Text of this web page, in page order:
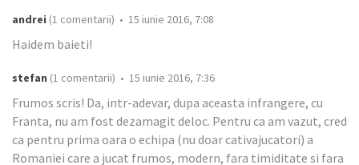
andrei (1 comentarii) • 15 iunie 2016, 7:08
Haidem baieti!
stefan (1 comentarii) • 15 iunie 2016, 7:36
Frumos scris! Da, intr-adevar, dupa aceasta infrangere, cu
Franta, nu am fost dezamagit deloc. Pentru ca am vazut, cred
ca pentru prima oara o echipa (nu doar cativajucatori) a
Romaniei care a jucat frumos, modern, fara timiditate si fara